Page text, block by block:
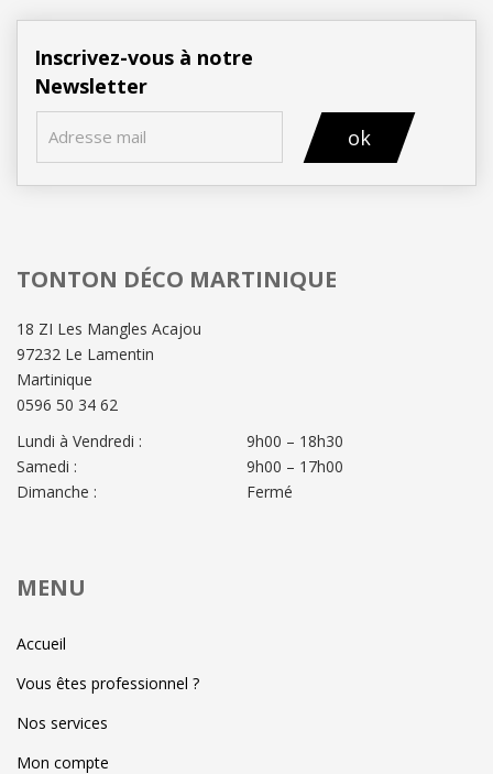
Inscrivez-vous à notre
Newsletter
ok
TONTON DÉCO MARTINIQUE
18 ZI Les Mangles Acajou
97232 Le Lamentin
Martinique
0596 50 34 62
Lundi à Vendredi :
Samedi :
Dimanche :
9h00 – 18h30
9h00 – 17h00
Fermé
MENU
Accueil
Vous êtes professionnel ?
Nos services
Mon compte